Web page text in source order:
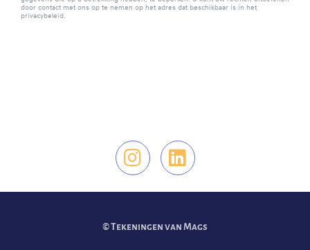
door contact met ons op te nemen op het adres dat beschikbaar is in het
privacybeleid.
Vind ons op
Vind ons op
© Tekeningen van Mags